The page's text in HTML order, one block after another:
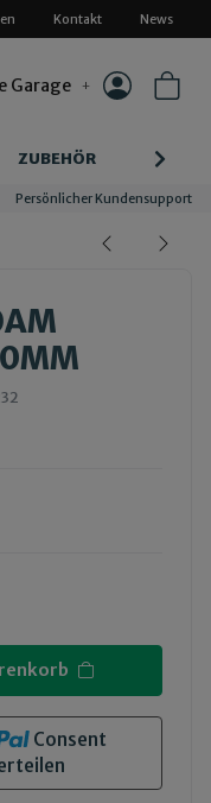
Kontakt News
Garage
ZUBEHÖR
Persönlicher Kundensupport
Consent